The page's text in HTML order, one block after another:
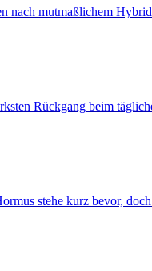
nach mutmaßlichem
Rückgang beim
stehe kurz bevor,